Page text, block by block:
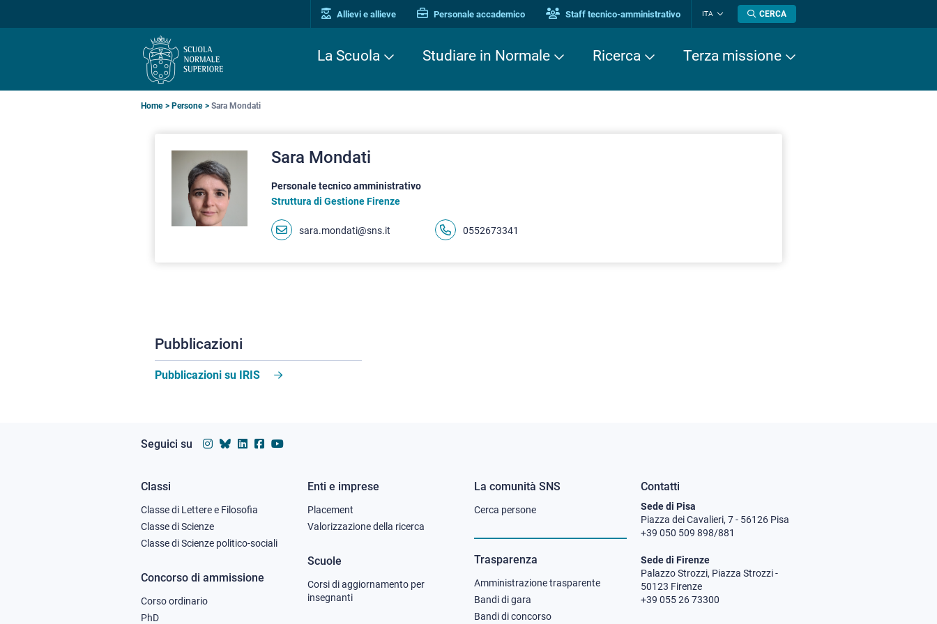
Allievi e allieve Personale accademico Staff tecnico-amministrativo ITA
lingua
CERCA
La Scuola Studiare in Normale Ricerca Terza missione
Briciole
pane
Home Persone Sara Mondati
Sara Mondati
Personale tecnico amministrativo
Struttura di Gestione Firenze
sara.mondati@sns.it 0552673341
Pubblicazioni
Pubblicazioni su IRIS
Seguici su
Footer
column
Classi
Classe di Lettere e Filosofia
Classe di Scienze
Classe di Scienze politico-sociali
Concorso di ammissione
Corso ordinario
PhD
Footer
column
2
Enti e imprese
Placement
Valorizzazione della ricerca
Scuole
Corsi di aggiornamento per
insegnanti
Footer
column
3
La comunità SNS
Cerca persone
Trasparenza
Amministrazione trasparente
Bandi di gara
Bandi di concorso
Contatti
Sede di Pisa
Piazza dei Cavalieri, 7 - 56126 Pisa
+39 050 509 898/881
Sede di Firenze
Palazzo Strozzi, Piazza Strozzi -
50123 Firenze
+39 055 26 73300